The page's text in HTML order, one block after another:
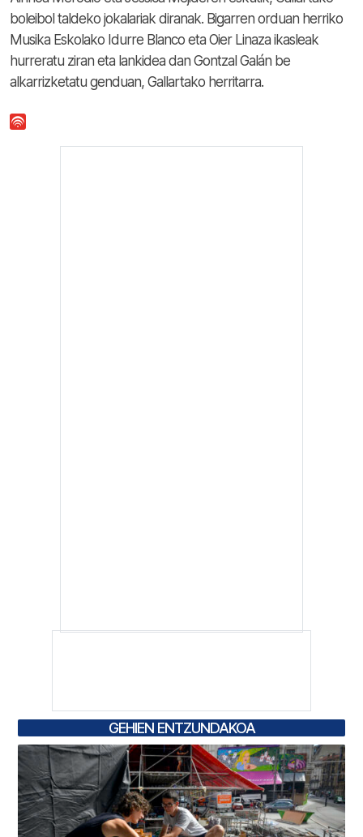
boleibol taldeko jokalariak diranak. Bigarren orduan herriko
Musika Eskolako Idurre Blanco eta Oier Linaza ikasleak
hurreratu ziran eta lankidea dan Gontzal Galán be
alkarrizketatu genduan, Gallartako herritarra.
GEHIEN ENTZUNDAKOA